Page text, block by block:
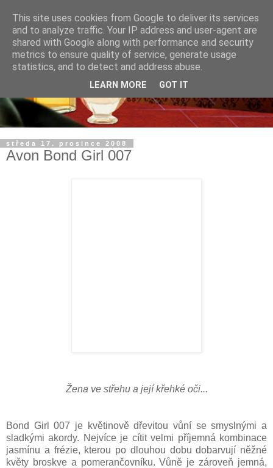
středa 17. prosince 2008
Avon Bond Girl 007
Žena ve střehu a její křehké oči...
Bond Girl 007 je květinově dřevitou vůní se smyslnými a
sladkými akordy. Nejvíce je cítit velmi příjemná kombinace
jasmínu a frézie, kterou po dlouhou dobu dobarvují něžné
květy broskve a pomerančovníku. Vůně je zároveň jemná,
This site uses cookies from Google to deliver its services
and to analyze traffic. Your IP address and user-agent are
shared with Google along with performance and security
metrics to ensure quality of service, generate usage
statistics, and to detect and address abuse.
LEARN MORE GOT IT